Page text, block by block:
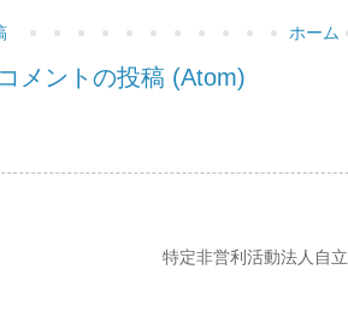
ホーム
コメントの投稿 (Atom)
特定非営利活動法人自